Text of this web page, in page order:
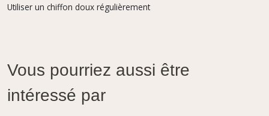
Utiliser un chiffon doux régulièrement
Vous pourriez aussi être
intéressé par